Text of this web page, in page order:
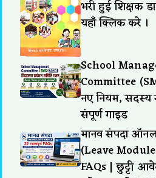
भरी हुई शिक्षक
यहाँ क्लिक करे ।
School
Committee
नए नियम, सदस्य
संपूर्ण गाइड
मानव संपदा
(Leave
FAQs | छुट्टी